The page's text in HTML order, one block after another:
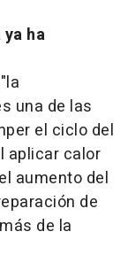
ha
una de las
el ciclo del
aplicar calor
aumento del
de
de la